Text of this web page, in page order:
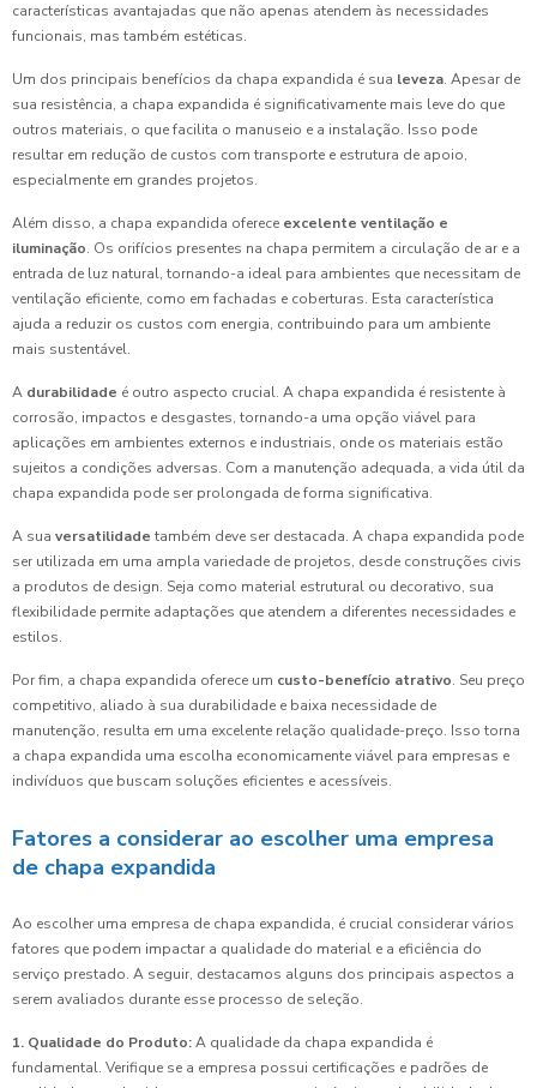
características avantajadas que não apenas atendem às necessidades
funcionais, mas também estéticas.
Um dos principais benefícios da chapa expandida é sua leveza. Apesar de
sua resistência, a chapa expandida é significativamente mais leve do que
outros materiais, o que facilita o manuseio e a instalação. Isso pode
resultar em redução de custos com transporte e estrutura de apoio,
especialmente em grandes projetos.
Além disso, a chapa expandida oferece excelente ventilação e
iluminação. Os orifícios presentes na chapa permitem a circulação de ar e a
entrada de luz natural, tornando-a ideal para ambientes que necessitam de
ventilação eficiente, como em fachadas e coberturas. Esta característica
ajuda a reduzir os custos com energia, contribuindo para um ambiente
mais sustentável.
A durabilidade é outro aspecto crucial. A chapa expandida é resistente à
corrosão, impactos e desgastes, tornando-a uma opção viável para
aplicações em ambientes externos e industriais, onde os materiais estão
sujeitos a condições adversas. Com a manutenção adequada, a vida útil da
chapa expandida pode ser prolongada de forma significativa.
A sua versatilidade também deve ser destacada. A chapa expandida pode
ser utilizada em uma ampla variedade de projetos, desde construções civis
a produtos de design. Seja como material estrutural ou decorativo, sua
flexibilidade permite adaptações que atendem a diferentes necessidades e
estilos.
Por fim, a chapa expandida oferece um custo-benefício atrativo. Seu preço
competitivo, aliado à sua durabilidade e baixa necessidade de
manutenção, resulta em uma excelente relação qualidade-preço. Isso torna
a chapa expandida uma escolha economicamente viável para empresas e
indivíduos que buscam soluções eficientes e acessíveis.
Fatores a considerar ao escolher uma empresa
de chapa expandida
Ao escolher uma empresa de chapa expandida, é crucial considerar vários
fatores que podem impactar a qualidade do material e a eficiência do
serviço prestado. A seguir, destacamos alguns dos principais aspectos a
serem avaliados durante esse processo de seleção.
1. Qualidade do Produto:A qualidade da chapa expandida é
fundamental. Verifique se a empresa possui certificações e padrões de